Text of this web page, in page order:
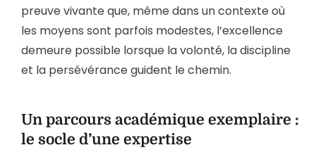
preuve vivante que, même dans un contexte où
les moyens sont parfois modestes, l’excellence
demeure possible lorsque la volonté, la discipline
et la persévérance guident le chemin.
Un parcours académique exemplaire :
le socle d’une expertise